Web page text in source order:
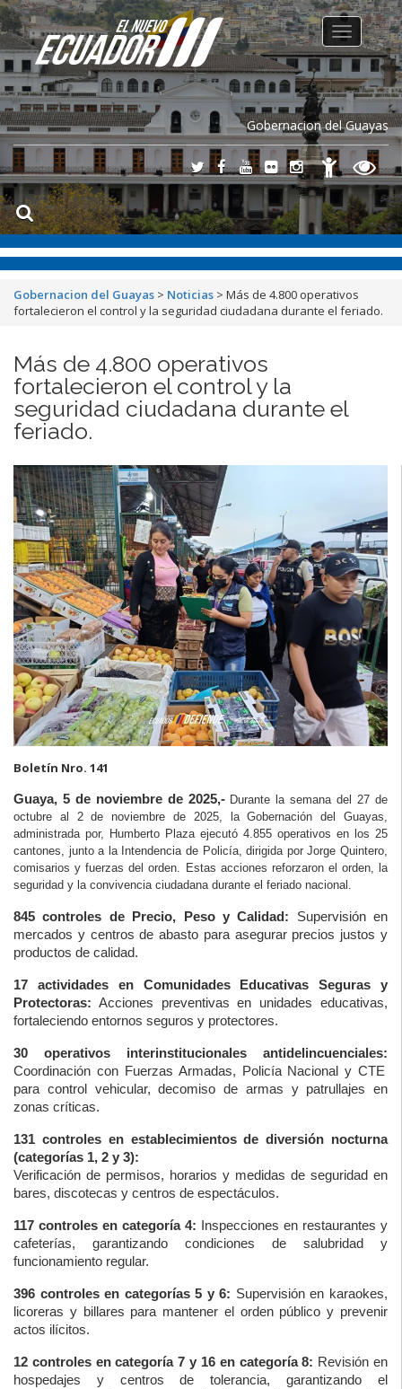
Gobernacion del Guayas
Toggle
navigation
Gobernacion del Guayas > Noticias > Más de 4.800 operativos
fortalecieron el control y la seguridad ciudadana durante el feriado.
Más de 4.800 operativos
fortalecieron el control y la
seguridad ciudadana durante el
feriado.
Boletín Nro. 141
Guaya, 5 de noviembre de 2025,- Durante la semana del 27 de
octubre al 2 de noviembre de 2025, la Gobernación del Guayas,
administrada por, Humberto Plaza ejecutó 4.855 operativos en los 25
cantones, junto a la Intendencia de Policía, dirigida por Jorge Quintero,
comisarios y fuerzas del orden. Estas acciones reforzaron el orden, la
seguridad y la convivencia ciudadana durante el feriado nacional.
845 controles de Precio, Peso y Calidad: Supervisión en
mercados y centros de abasto para asegurar precios justos y
productos de calidad.
17 actividades en Comunidades Educativas Seguras y
Protectoras: Acciones preventivas en unidades educativas,
fortaleciendo entornos seguros y protectores.
30 operativos interinstitucionales antidelincuenciales:
Coordinación con Fuerzas Armadas, Policía Nacional y CTE
para control vehicular, decomiso de armas y patrullajes en
zonas críticas.
131 controles en establecimientos de diversión nocturna
(categorías 1, 2 y 3):
Verificación de permisos, horarios y medidas de seguridad en
bares, discotecas y centros de espectáculos.
117 controles en categoría 4: Inspecciones en restaurantes y
cafeterías, garantizando condiciones de salubridad y
funcionamiento regular.
396 controles en categorías 5 y 6: Supervisión en karaokes,
licoreras y billares para mantener el orden público y prevenir
actos ilícitos.
12 controles en categoría 7 y 16 en categoría 8: Revisión en
hospedajes y centros de tolerancia, garantizando el